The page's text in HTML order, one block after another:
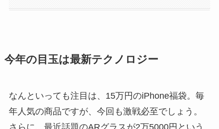
今年の目玉は最新テクノロジー
なんといっても注目は、15万円のiPhone福袋。毎
年人気の商品ですが、今回も激戦必至でしょう。
さらに、最近話題のARグラスが2万5000円という